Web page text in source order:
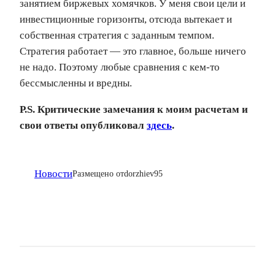
занятием биржевых хомячков. У меня свои цели и
инвестиционные горизонты, отсюда вытекает и
собственная стратегия с заданным темпом.
Стратегия работает — это главное, больше ничего
не надо. Поэтому любые сравнения с кем-то
бессмысленны и вредны.
P.S. Критические замечания к моим расчетам и
свои ответы опубликовал здесь.
НовостиРазмещено отdorzhiev95